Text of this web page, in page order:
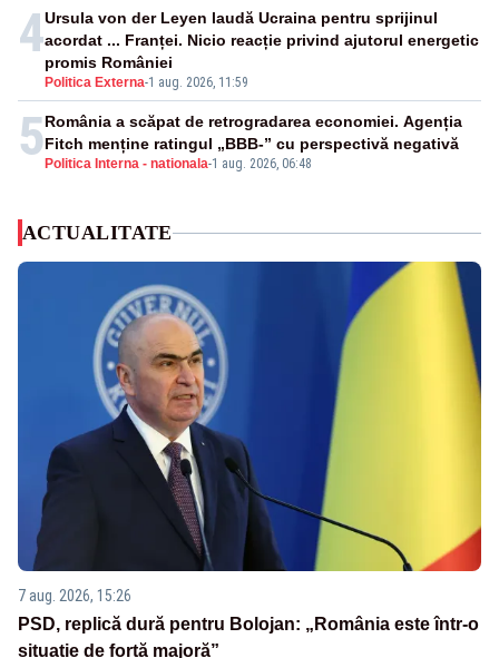
4
Politica Externa-1 aug. 2026, 11:59
Ursula von der Leyen laudă Ucraina pentru sprijinul
acordat ... Franței. Nicio reacție privind ajutorul energetic
promis României
5 Politica Interna - nationala-1 aug. 2026, 06:48
România a scăpat de retrogradarea economiei. Agenția
Fitch menține ratingul „BBB-” cu perspectivă negativă
ACTUALITATE
7 aug. 2026, 15:26
PSD, replică dură pentru Bolojan: „România este într-o
situație de forță majoră”